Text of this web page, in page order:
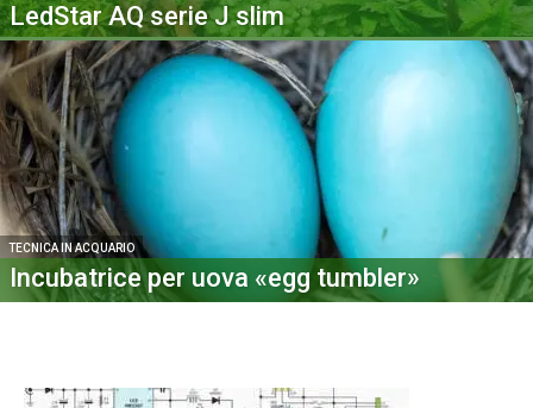
LedStar AQ serie J slim
TECNICA IN ACQUARIO
Incubatrice per uova «egg tumbler»